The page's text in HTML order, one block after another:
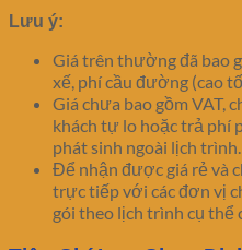
Lưu ý:
Giá trên thường đã bao
xế, phí cầu đường (cao
Giá chưa bao gồm VAT,
khách tự lo hoặc trả phí
phát sinh ngoài lịch trình.
Để nhận được giá rẻ và
trực tiếp với các đơn vị
gói theo lịch trình cụ thể